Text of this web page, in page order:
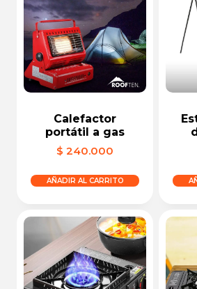
Calefactor
portátil a gas
$ 240.000
AÑADIR AL CARRITO